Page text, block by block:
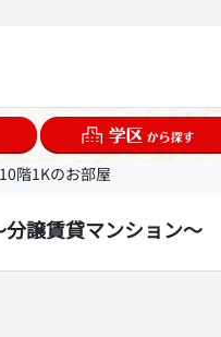
10階1Kのお部屋
譲賃貸マンション～